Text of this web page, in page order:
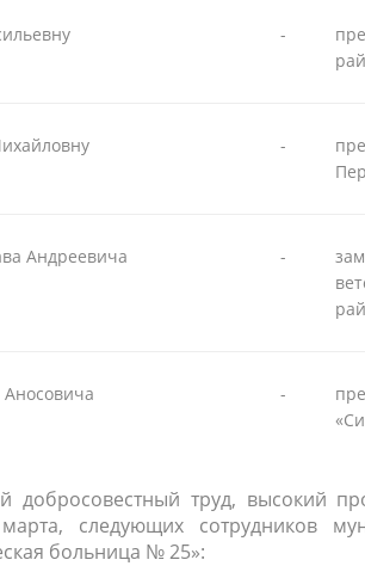
-
-
Андреевича -
-
добросовестный труд, высокий
следующих сотрудников
больница № 25»: